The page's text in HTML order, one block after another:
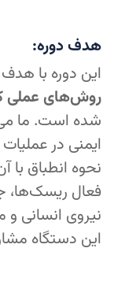
هدف دوره:
این دوره با
روش‌های عملی
شده است. ما
ایمنی در
نحوه انطباق با
فعال ریسک‌ها،
نیروی انسانی
این دستگاه